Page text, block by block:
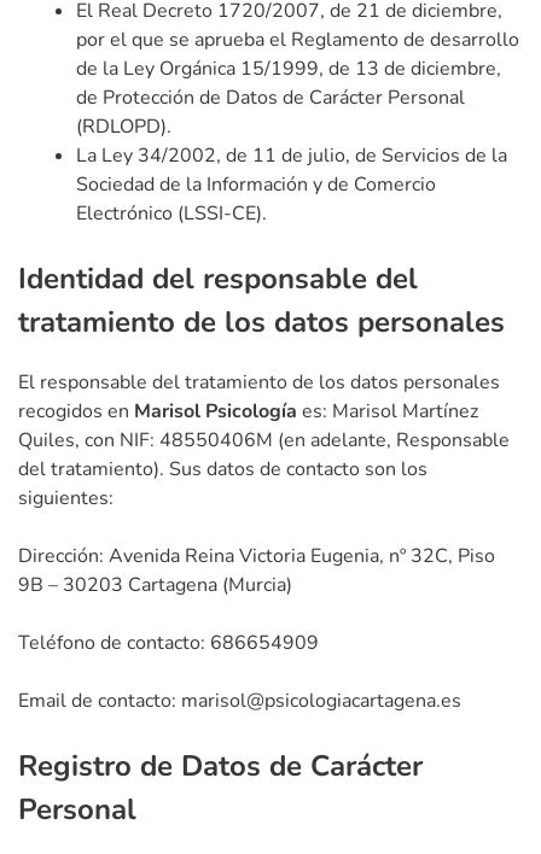
El Real Decreto 1720/2007, de 21 de diciembre,
por el que se aprueba el Reglamento de desarrollo
de la Ley Orgánica 15/1999, de 13 de diciembre,
de Protección de Datos de Carácter Personal
(RDLOPD).
La Ley 34/2002, de 11 de julio, de Servicios de la
Sociedad de la Información y de Comercio
Electrónico (LSSI-CE).
Identidad del responsable del
tratamiento de los datos personales
El responsable del tratamiento de los datos personales
recogidos en Marisol Psicología es: Marisol Martínez
Quiles, con NIF: 48550406M (en adelante, Responsable
del tratamiento). Sus datos de contacto son los
siguientes:
Dirección: Avenida Reina Victoria Eugenia, nº 32C, Piso
9B – 30203 Cartagena (Murcia)
Teléfono de contacto: 686654909
Email de contacto: marisol@psicologiacartagena.es
Registro de Datos de Carácter
Personal